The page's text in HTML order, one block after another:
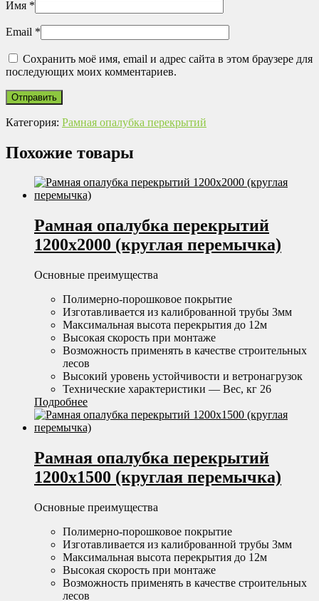
Имя *
Email *
Сохранить моё имя, email и адрес сайта в этом браузере для
последующих моих комментариев.
Категория: Рамная опалубка перекрытий
Похожие товары
Рамная опалубка перекрытий
1200х2000 (круглая перемычка)
Основные преимущества
Полимерно-порошковое покрытие
Изготавливается из калиброванной трубы 3мм
Максимальная высота перекрытия до 12м
Высокая скорость при монтаже
Возможность применять в качестве строительных
лесов
Высокий уровень устойчивости и ветронагрузок
Технические характеристики — Вес, кг 26
Подробнее
Рамная опалубка перекрытий
1200х1500 (круглая перемычка)
Основные преимущества
Полимерно-порошковое покрытие
Изготавливается из калиброванной трубы 3мм
Максимальная высота перекрытия до 12м
Высокая скорость при монтаже
Возможность применять в качестве строительных
лесов